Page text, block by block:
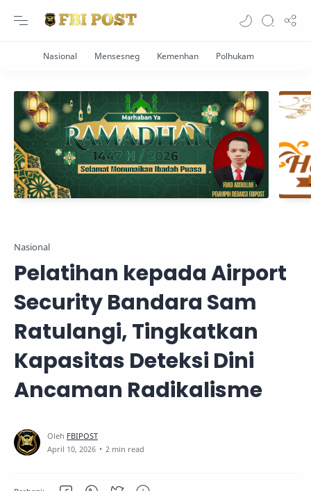
Nasional
Pelatihan kepada Airport
Security Bandara Sam
Ratulangi, Tingkatkan
Kapasitas Deteksi Dini
Ancaman Radikalisme
2 min read